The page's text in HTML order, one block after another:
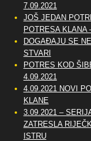
7.09.2021
JOŠ JEDAN
POTRESA KLANA
DOGAĐAJU SE
STVARI
POTRES KOD
4.09.2021
4.09.2021 NOVI
KLANE
3.09.2021 –
ZATRESLA
ISTRU